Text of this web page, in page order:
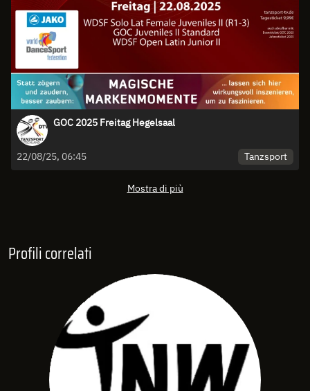
GOC 2025 Freitag Hegelsaal
22/08/25, 06:45 Tanzsport
Mostra di più
Profili correlati